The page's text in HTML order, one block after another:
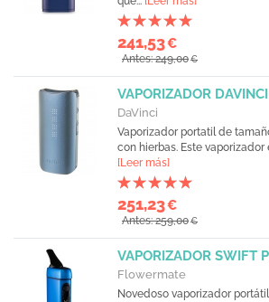
241,53€
Antes: 249,00€
VAPORIZADOR
DaVinci
Vaporizador portatil de
con hierbas. Este vaporizador
[Leer más]
251,23€
Antes: 259,00€
VAPORIZADOR SWIFT
Flowermate
Novedoso vaporizador